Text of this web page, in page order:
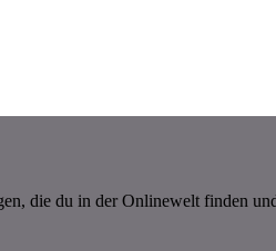
die du in der Onlinewelt finden